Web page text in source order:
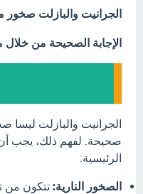
الجرانيت والبازلت صخور
الإجابة الصحيحة من خلال
الجرانيت والبازلت ليسا
صحيحة. لفهم ذلك، يجب أن
الرئيسية:
الصخور النارية: تتكون من